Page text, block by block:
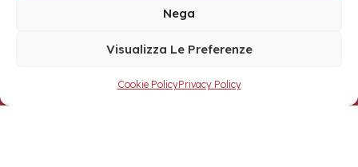
Nega
Visualizza Le Preferenze
Cookie PolicyPrivacy Policy